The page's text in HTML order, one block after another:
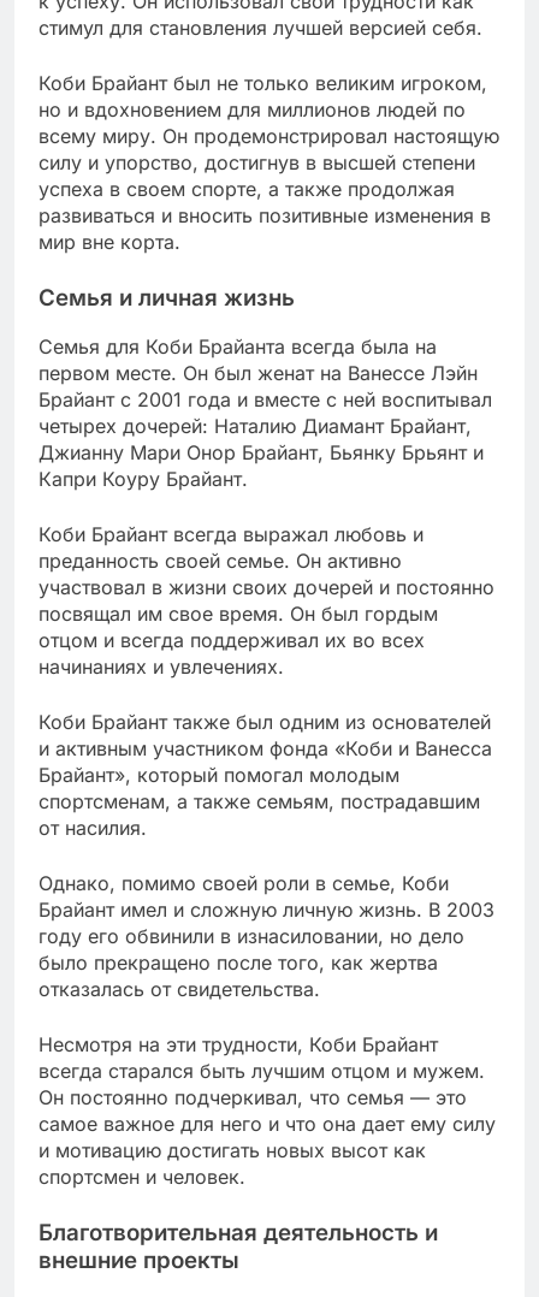
стимул для становления лучшей версией себя.
Коби Брайант был не только великим игроком,
но и вдохновением для миллионов людей по
всему миру. Он продемонстрировал настоящую
силу и упорство, достигнув в высшей степени
успеха в своем спорте, а также продолжая
развиваться и вносить позитивные изменения в
мир вне корта.
Семья и личная жизнь
Семья для Коби Брайанта всегда была на
первом месте. Он был женат на Ванессе Лэйн
Брайант с 2001 года и вместе с ней воспитывал
четырех дочерей: Наталию Диамант Брайант,
Джианну Мари Онор Брайант, Бьянку Брьянт и
Капри Коуру Брайант.
Коби Брайант всегда выражал любовь и
преданность своей семье. Он активно
участвовал в жизни своих дочерей и постоянно
посвящал им свое время. Он был гордым
отцом и всегда поддерживал их во всех
начинаниях и увлечениях.
Коби Брайант также был одним из основателей
и активным участником фонда «Коби и Ванесса
Брайант», который помогал молодым
спортсменам, а также семьям, пострадавшим
от насилия.
Однако, помимо своей роли в семье, Коби
Брайант имел и сложную личную жизнь. В 2003
году его обвинили в изнасиловании, но дело
было прекращено после того, как жертва
отказалась от свидетельства.
Несмотря на эти трудности, Коби Брайант
всегда старался быть лучшим отцом и мужем.
Он постоянно подчеркивал, что семья — это
самое важное для него и что она дает ему силу
и мотивацию достигать новых высот как
спортсмен и человек.
Благотворительная деятельность и
внешние проекты